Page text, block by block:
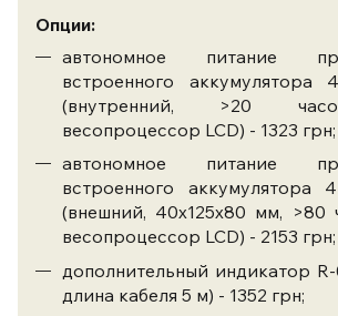
Опции:
автономное питание
встроенного аккумулятора
(внутренний, >20
весопроцессор LCD) - 1323 грн;
автономное питание
встроенного аккумулятора
(внешний, 40х125х80 мм, >80
весопроцессор LCD) - 2153 грн;
дополнительный индикатор
длина кабеля 5 м) - 1352 грн;